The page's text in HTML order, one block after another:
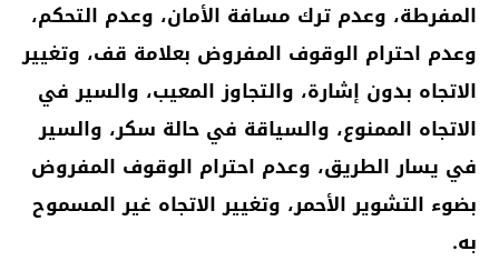
المفرطة، وعدم ترك مسافة الأمان، وعدم التحكم،
وعدم احترام الوقوف المفروض بعلامة قف، وتغيير
الاتجاه بدون إشارة، والتجاوز المعيب، والسير في
الاتجاه الممنوع، والسياقة في حالة سكر، والسير
في يسار الطريق، وعدم احترام الوقوف المفروض
بضوء التشوير الأحمر، وتغيير الاتجاه غير المسموح
به.